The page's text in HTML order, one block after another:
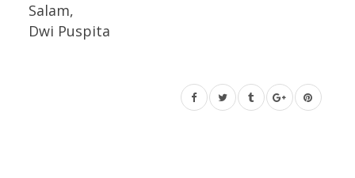
Salam,
Dwi Puspita